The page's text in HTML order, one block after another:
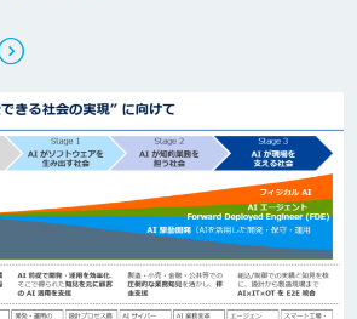
生成AI活用 1day ブートキャンプ
データ分析エージェント
「AI課題の⽬利き」コンサルティングサ
ービス